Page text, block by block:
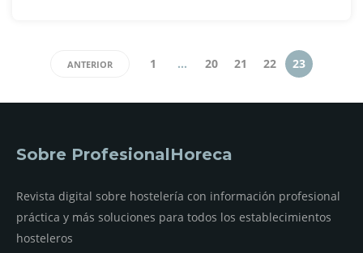
ANTERIOR 1 … 20 21 22 23
Sobre ProfesionalHoreca
Revista digital sobre hostelería con información profesional
práctica y más soluciones para todos los establecimientos
hosteleros